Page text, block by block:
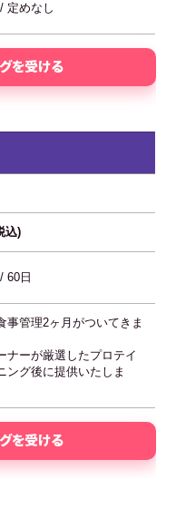
定めなし
を受ける
込)
60日
事管理2ヶ月がついてきま
ナーが厳選したプロテイ
ング後に提供いたしま
を受ける